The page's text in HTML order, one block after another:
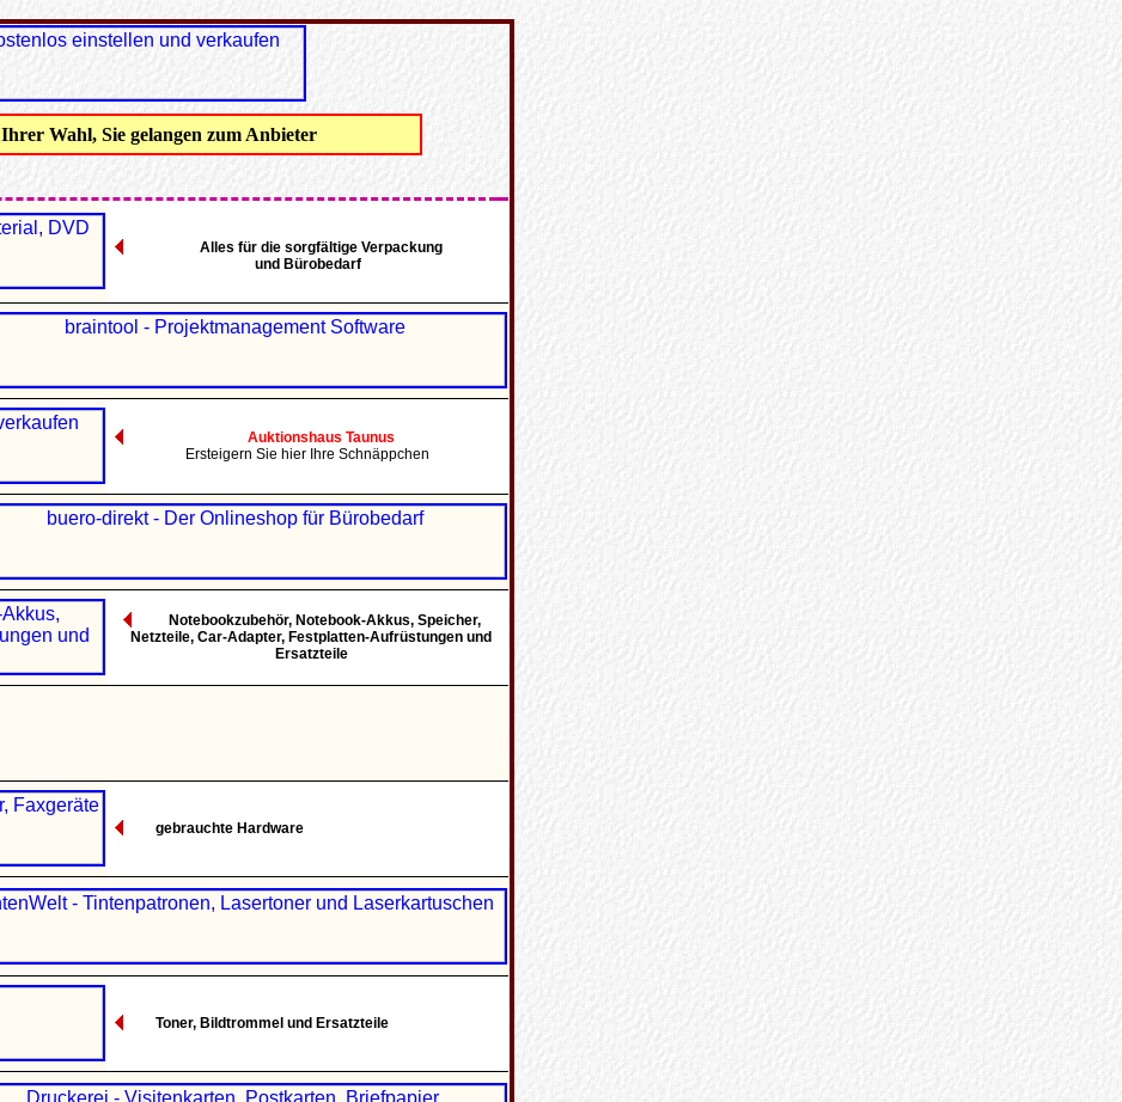
Ihrer Wahl, Sie gelangen zum Anbieter
Alles für die sorgfältige Verpackung
und Bürobedarf
Auktionshaus Taunus
Ersteigern Sie hier Ihre Schnäppchen
Notebookzubehör, Notebook-Akkus, Speicher,
Netzteile, Car-Adapter, Festplatten-Aufrüstungen und
Ersatzteile
gebrauchte Hardware
Toner, Bildtrommel und Ersatzteile